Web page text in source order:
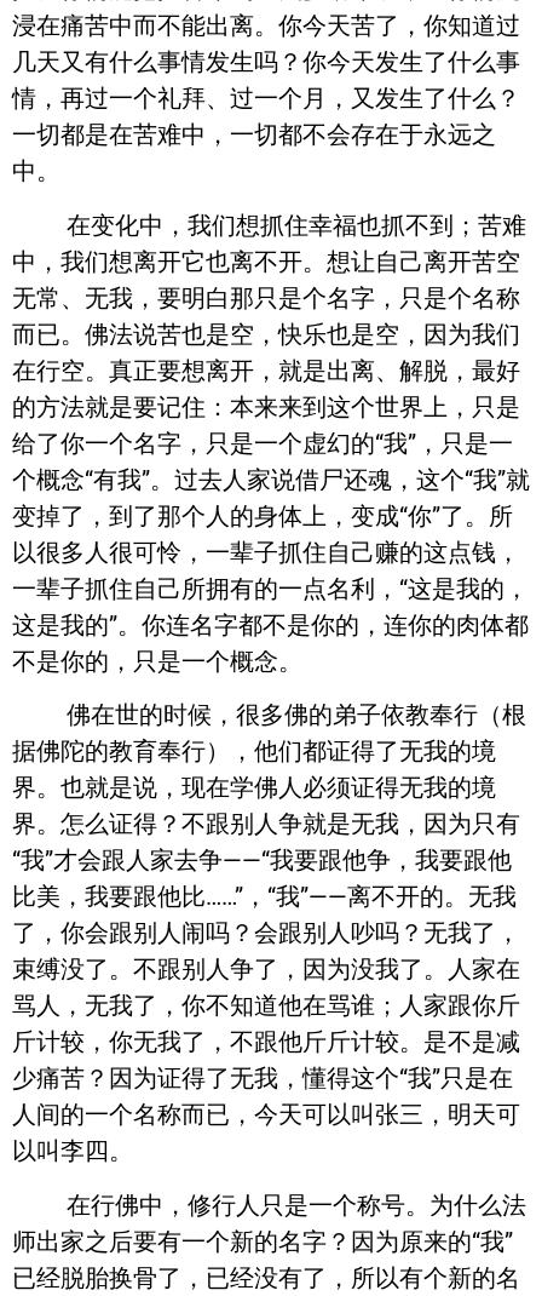
浸在痛苦中而不能出离。你今天苦了，你知道过
几天又有什么事情发生吗？你今天发生了什么事
情，再过一个礼拜、过一个月，又发生了什么？
一切都是在苦难中，一切都不会存在于永远之
中。
在变化中，我们想抓住幸福也抓不到；苦难
中，我们想离开它也离不开。想让自己离开苦空
无常、无我，要明白那只是个名字，只是个名称
而已。佛法说苦也是空，快乐也是空，因为我们
在行空。真正要想离开，就是出离、解脱，最好
的方法就是要记住：本来来到这个世界上，只是
给了你一个名字，只是一个虚幻的“我”，只是一
个概念“有我”。过去人家说借尸还魂，这个“我”就
变掉了，到了那个人的身体上，变成“你”了。所
以很多人很可怜，一辈子抓住自己赚的这点钱，
一辈子抓住自己所拥有的一点名利，“这是我的，
这是我的”。你连名字都不是你的，连你的肉体都
不是你的，只是一个概念。
佛在世的时候，很多佛的弟子依教奉行（根
据佛陀的教育奉行），他们都证得了无我的境
界。也就是说，现在学佛人必须证得无我的境
界。怎么证得？不跟别人争就是无我，因为只有
“我”才会跟人家去争——“我要跟他争，我要跟他
比美，我要跟他比……”，“我”——离不开的。无我
了，你会跟别人闹吗？会跟别人吵吗？无我了，
束缚没了。不跟别人争了，因为没我了。人家在
骂人，无我了，你不知道他在骂谁；人家跟你斤
斤计较，你无我了，不跟他斤斤计较。是不是减
少痛苦？因为证得了无我，懂得这个“我”只是在
人间的一个名称而已，今天可以叫张三，明天可
以叫李四。
在行佛中，修行人只是一个称号。为什么法
师出家之后要有一个新的名字？因为原来的“我”
已经脱胎换骨了，已经没有了，所以有个新的名